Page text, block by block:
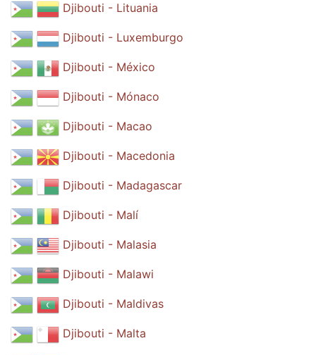
Djibouti - Lituania
Djibouti - Luxemburgo
Djibouti - México
Djibouti - Mónaco
Djibouti - Macao
Djibouti - Macedonia
Djibouti - Madagascar
Djibouti - Malí
Djibouti - Malasia
Djibouti - Malawi
Djibouti - Maldivas
Djibouti - Malta